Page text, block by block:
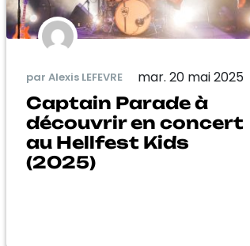
par Alexis LEFEVRE mar. 20 mai 2025
Captain Parade à
découvrir en concert
au Hellfest Kids
(2025)